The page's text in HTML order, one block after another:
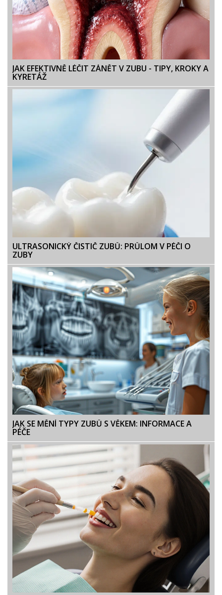
JAK EFEKTIVNĚ LÉČIT ZÁNĚT V ZUBU - TIPY, KROKY A
KYRETÁŽ
ULTRASONICKÝ ČISTIČ ZUBŮ: PRŮLOM V PÉČI O
ZUBY
JAK SE MĚNÍ TYPY ZUBŮ S VĚKEM: INFORMACE A
PÉČE